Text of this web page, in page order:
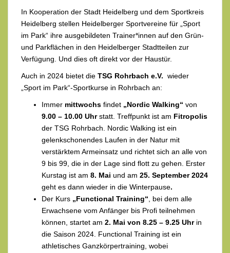
In Kooperation der Stadt Heidelberg und dem Sportkreis
Heidelberg stellen Heidelberger Sportvereine für „Sport
im Park“ ihre ausgebildeten Trainer*innen auf den Grün-
und Parkflächen in den Heidelberger Stadtteilen zur
Verfügung. Und dies oft direkt vor der Haustür.
Auch in 2024 bietet die TSG Rohrbach e.V. wieder
„Sport im Park“-Sportkurse in Rohrbach an:
Immer mittwochs findet „Nordic Walking“ von
9.00 – 10.00 Uhrstatt. Treffpunkt ist am Fitropolis
der TSG Rohrbach. Nordic Walking ist ein
gelenkschonendes Laufen in der Natur mit
verstärktem Armeinsatz und richtet sich an alle von
9 bis 99, die in der Lage sind flott zu gehen. Erster
Kurstag ist am 8. Mai und am 25. September 2024
geht es dann wieder in die Winterpause.
Der Kurs „Functional Training“ , bei dem alle
Erwachsene vom Anfänger bis Profi teilnehmen
können, startet am 2. Mai von 8.25 – 9.25 Uhr in
die Saison 2024. Functional Training ist ein
athletisches Ganzkörpertraining, wobei